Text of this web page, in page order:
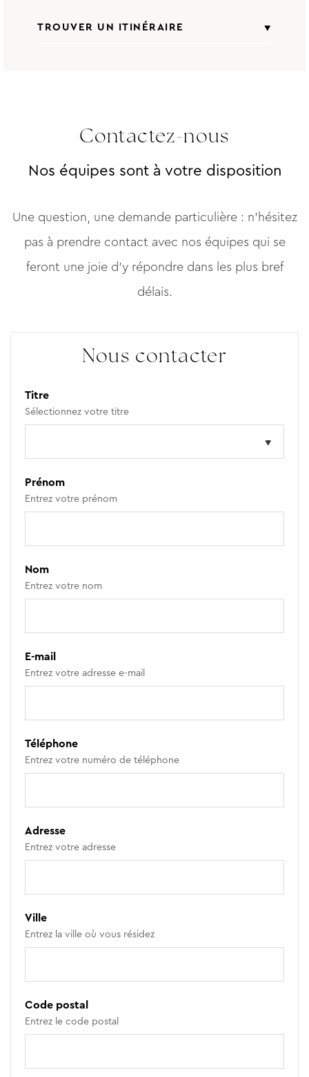
TROUVER UN ITINÉRAIRE
Grand Hôtel Roi René Aix-en-Provence
Contactez-nous
Nos équipes sont à votre disposition
Une question, une demande particulière : n’hésitez
pas à prendre contact avec nos équipes qui se
feront une joie d’y répondre dans les plus bref
délais.
Nous contacter
Titre
Sélectionnez votre titre
Prénom
Entrez votre prénom
Nom
Entrez votre nom
E-mail
Entrez votre adresse e-mail
Téléphone
Entrez votre numéro de téléphone
Adresse
Entrez votre adresse
Ville
Entrez la ville où vous résidez
Code postal
Entrez le code postal